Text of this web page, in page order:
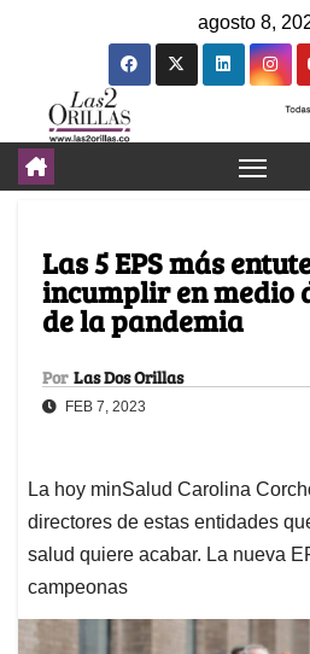
agosto 8,
Las 5 EPS más
incumplir en medio
de la pandemia
Por Las Dos Orillas
FEB 7, 2023
La hoy minSalud Carolina
directores de estas entidades
salud quiere acabar. La nueva
campeonas